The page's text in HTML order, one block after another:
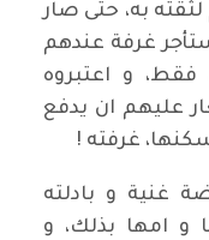
لثقته به، حتى صار
غرفة عندهم
فقط، و اعتبروه
عليهم ان يدفع
غرفته !
غنية و بادلته
و امها بذلك، و